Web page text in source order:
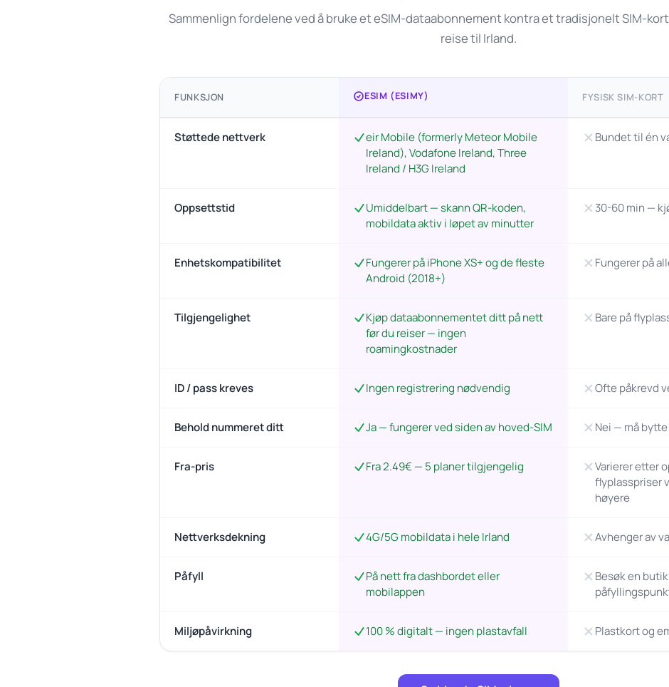
Sammenlign fordelene ved å bruke et eSIM-dataabonnement kontra et tradisjonelt SIM-
reise til Irland.
FUNKSJON ESIM (ESIMY) FYSISK SIM-KORT
Støttede nettverk
eir Mobile (formerly Meteor Mobile
Ireland), Vodafone Ireland, Three
Ireland / H3G Ireland
Bundet til én
Oppsettstid
Umiddelbart — skann QR-koden,
mobildata aktiv i løpet av minutter
30-60 min —
Enhetskompatibilitet
Fungerer på iPhone XS+ og de fleste
Android (2018+)
Fungerer på
Tilgjengelighet
Kjøp dataabonnementet ditt på nett
før du reiser — ingen
roamingkostnader
Bare på
ID / pass kreves Ingen registrering nødvendig Ofte påkrevd
Behold nummeret ditt Ja — fungerer ved siden av hoved-SIM Nei — må
Fra-pris Fra 2.49€ — 5 planer tilgjengelig
Varierer etter
flyplasspriser
høyere
Nettverksdekning 4G/5G mobildata i hele Irland Avhenger av
Påfyll
På nett fra dashbordet eller
mobilappen
Besøk en
Miljøpåvirkning 100 % digitalt — ingen plastavfall Plastkort og